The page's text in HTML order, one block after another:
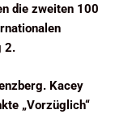
die zweiten 100
2.
Kacey
„Vorzüglich“